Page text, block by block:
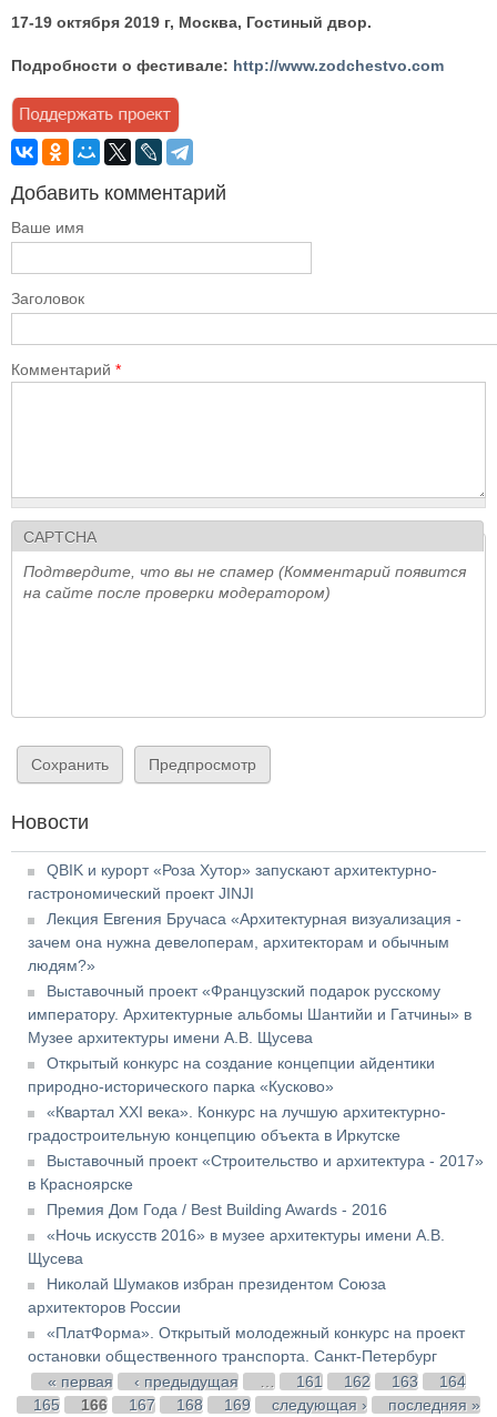
17-19 октября 2019 г, Москва, Гостиный двор.
Подробности о фестивале: http://www.zodchestvo.com
Добавить комментарий
Ваше имя
Заголовок
Комментарий *
CAPTCHA
Подтвердите, что вы не спамер (Комментарий появится
на сайте после проверки модератором)
Новости
QBIK и курорт «Роза Хутор» запускают архитектурно-
гастрономический проект JINJI
Лекция Евгения Бручаса «Архитектурная визуализация -
зачем она нужна девелоперам, архитекторам и обычным
людям?»
Выставочный проект «Французский подарок русскому
императору. Архитектурные альбомы Шантийи и Гатчины» в
Музее архитектуры имени А.В. Щусева
Открытый конкурс на создание концепции айдентики
природно-исторического парка «Кусково»
«Квартал XXI века». Конкурс на лучшую архитектурно-
градостроительную концепцию объекта в Иркутске
Выставочный проект «Строительство и архитектура - 2017»
в Красноярске
Премия Дом Года / Best Building Awards - 2016
«Ночь искусств 2016» в музее архитектуры имени А.В.
Щусева
Николай Шумаков избран президентом Союза
архитекторов России
«ПлатФорма». Открытый молодежный конкурс на проект
остановки общественного транспорта. Санкт-Петербург
Страницы
« первая ‹ предыдущая 161 162 163
164
165
166 167 168 169 следующая ›
последняя »